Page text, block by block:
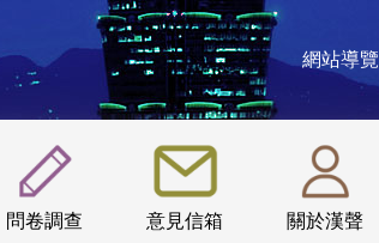
網站導覽
問卷調查 意見信箱 關於漢聲
:::